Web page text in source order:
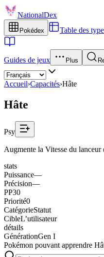
NationalDex
Pokédex Table des
Guides de jeux Plus
Accueil›Capacités›Hâte
Hâte
Psy
Augmente la Vitesse du lanceur
stats
Puissance—
Précision—
PP30
Priorité0
CatégorieStatut
CibleL’utilisateur
détails
GénérationGen I
Pokémon pouvant apprendre